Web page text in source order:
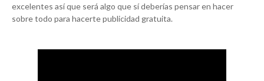
excelentes así que será algo que sí deberías pensar en hacer
sobre todo para hacerte publicidad gratuita.